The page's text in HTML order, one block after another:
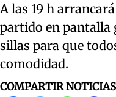
A las 19 h
partido en pantalla
sillas para que
comodidad.
COMPARTIR NOTICIAS